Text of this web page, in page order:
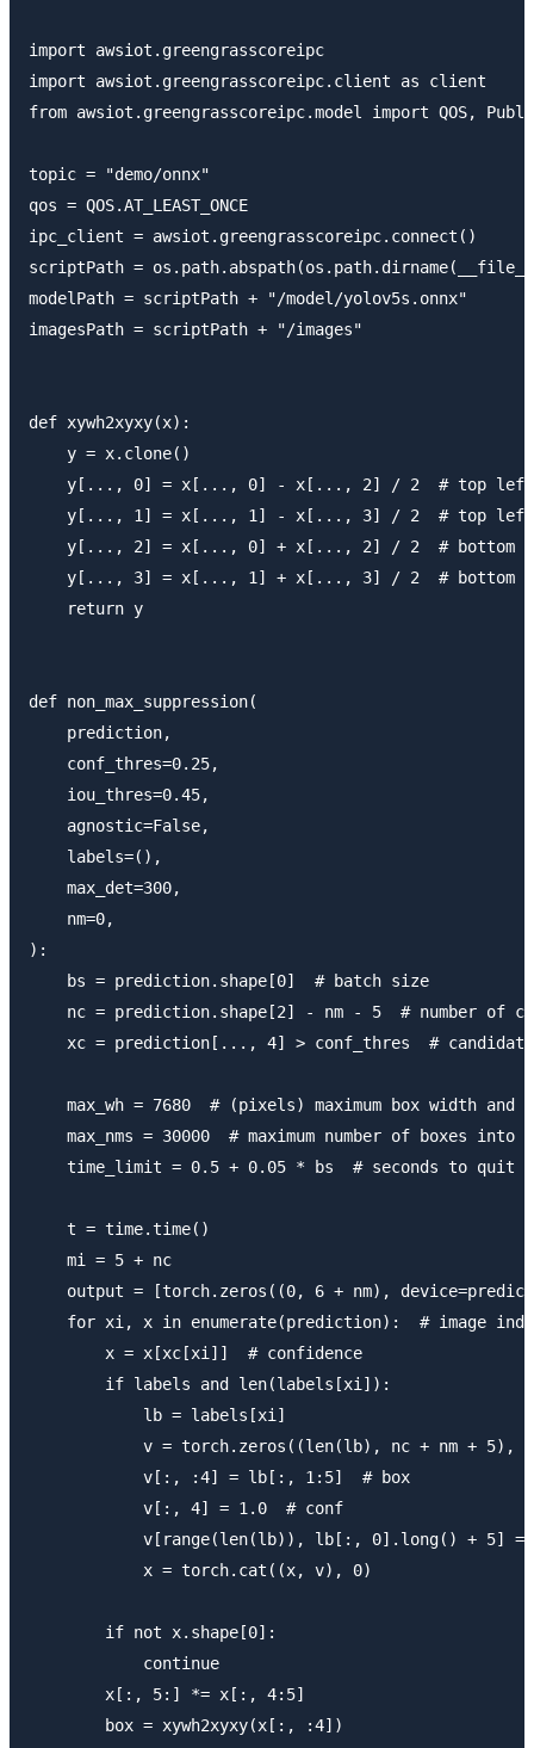
import awsiot.greengrasscoreipc
import awsiot.greengrasscoreipc.client as client
from awsiot.greengrasscoreipc.model import QOS,
topic = "demo/onnx"
qos = QOS.AT_LEAST_ONCE
ipc_client = awsiot.greengrasscoreipc.connect()
scriptPath =
modelPath = scriptPath + "/model/yolov5s.onnx"
imagesPath = scriptPath + "/images"
def xywh2xyxy(x):
    y = x.clone()
y[..., 0] = x[..., 0] - x[..., 2] / 2  # top
y[..., 1] = x[..., 1] - x[..., 3] / 2  # top
y[..., 2] = x[..., 0] + x[..., 2] / 2  # bottom
y[..., 3] = x[..., 1] + x[..., 3] / 2  # bottom
    return y
def non_max_suppression(
    prediction,
    conf_thres=0.25,
    iou_thres=0.45,
    agnostic=False,
    labels=(),
    max_det=300,
    nm=0,
):
    bs = prediction.shape[0]  # batch size
nc = prediction.shape[2] - nm - 5  # number of
xc = prediction[..., 4] > conf_thres  #
max_wh = 7680  # (pixels) maximum box width and
max_nms = 30000  # maximum number of boxes into
time_limit = 0.5 + 0.05 * bs  # seconds to quit
    t = time.time()
    mi = 5 + nc
output = [torch.zeros((0, 6 + nm),
for xi, x in enumerate(prediction):  # image
        x = x[xc[xi]]  # confidence
        if labels and len(labels[xi]):
            lb = labels[xi]
v = torch.zeros((len(lb), nc + nm + 5),
            v[:, :4] = lb[:, 1:5]  # box
            v[:, 4] = 1.0  # conf
v[range(len(lb)), lb[:, 0].long() + 5] =
            x = torch.cat((x, v), 0)
        if not x.shape[0]:
            continue
        x[:, 5:] *= x[:, 4:5]
        box = xywh2xyxy(x[:, :4])